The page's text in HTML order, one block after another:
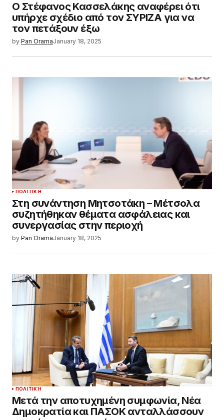
Ο Στέφανος Κασσελάκης αναφέρει ότι
υπήρχε σχέδιο από τον ΣΥΡΙΖΑ για να
τον πετάξουν έξω
by Pan OramaJanuary 18, 2025
ΠΟΛΙΤΙΚΉ
Στη συνάντηση Μητσοτάκη – Μέτσολα
συζητήθηκαν θέματα ασφάλειας και
συνεργασίας στην περιοχή
by Pan OramaJanuary 18, 2025
ΠΟΛΙΤΙΚΉ
Μετά την αποτυχημένη συμφωνία, Νέα
Δημοκρατία και ΠΑΣΟΚ ανταλλάσσουν